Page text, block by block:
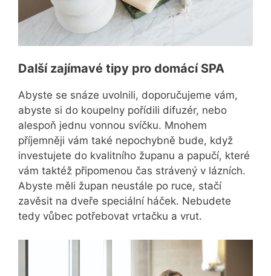
Další zajímavé tipy pro domácí SPA
Abyste se snáze uvolnili, doporučujeme vám,
abyste si do koupelny pořídili difuzér, nebo
alespoň jednu vonnou svíčku. Mnohem
příjemněji vám také nepochybně bude, když
investujete do kvalitního županu a papučí, které
vám taktéž připomenou čas strávený v lázních.
Abyste měli župan neustále po ruce, stačí
zavěsit na dveře speciální háček. Nebudete
tedy vůbec potřebovat vrtačku a vrut.